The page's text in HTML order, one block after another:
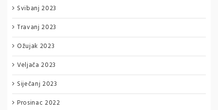
Svibanj 2023
Travanj 2023
Ožujak 2023
Veljača 2023
Siječanj 2023
Prosinac 2022